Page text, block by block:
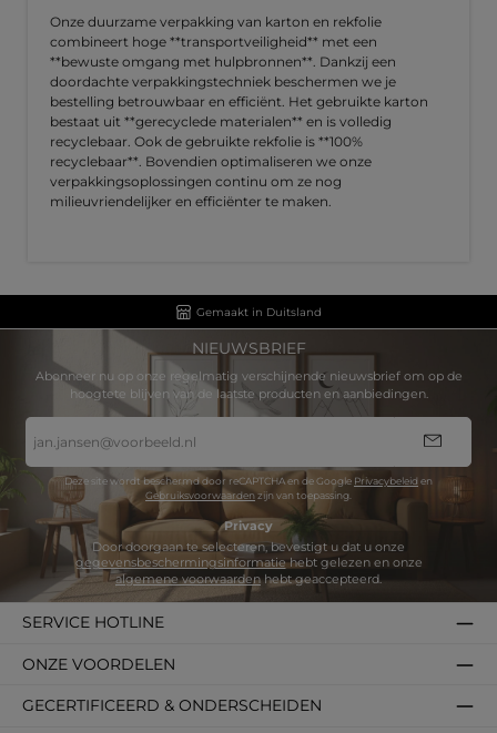
Onze duurzame verpakking van karton en rekfolie
combineert hoge **transportveiligheid** met een
**bewuste omgang met hulpbronnen**. Dankzij een
doordachte verpakkingstechniek beschermen we je
bestelling betrouwbaar en efficiënt. Het gebruikte karton
bestaat uit **gerecyclede materialen** en is volledig
recyclebaar. Ook de gebruikte rekfolie is **100%
recyclebaar**. Bovendien optimaliseren we onze
verpakkingsoplossingen continu om ze nog
milieuvriendelijker en efficiënter te maken.
Gemaakt in Duitsland
NIEUWSBRIEF
Abonneer nu op onze regelmatig verschijnende nieuwsbrief om op de
hoogtete blijven van de laatste producten en aanbiedingen.
mailadres
*
Deze site wordt beschermd door reCAPTCHA en de Google Privacybeleid en
Gebruiksvoorwaarden zijn van toepassing.
Privacy
gegevensbeschermingsinformatie
algemene voorwaardenhebt geaccepteerd.
SERVICE HOTLINE
GECERTIFICEERD & ONDERSCHEIDEN
ONZE VOORDELEN